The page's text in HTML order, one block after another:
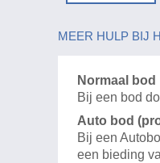
MEER HULP BIJ
Normaal bod
Bij een bod
Auto bod
Bij een
een bieding